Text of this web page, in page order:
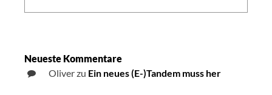
als
System
Neueste Kommentare
Oliverzu Ein neues (E-)Tandem muss her